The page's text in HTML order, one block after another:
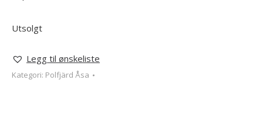
Utsolgt
Legg til ønskeliste
Kategori: Polfjärd Åsa